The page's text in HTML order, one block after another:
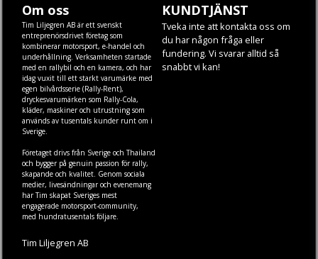
Om oss
Tim Liljegren AB är ett svenskt
entreprenörsdrivet företag som
kombinerar motorsport, e-handel och
underhållning. Verksamheten startade
med en rallybil och en kamera, och har
idag vuxit till ett starkt varumärke med
egen bilvårdsserie (Rally-Rent),
dryckesvarumärken som Rally-Cola,
kläder, maskineroch utrustning som
används av tusentals kunder runt om i
Sverige.
Företaget drivs från Sverige och Thailand
och bygger på genuin passion för rally,
skapande och kvalitet. Genom sociala
medier, livesändningar och evenemang
har Tim skapat Sveriges mest
engagerade motorsport-community,
med hundratusentals följare.
Tim Liljegren AB
KUNDTJÄNST
Tveka inte att kontakta oss om
du har någon fråga eller
fundering. Vi svarar alltid så
snabbt vi kan!